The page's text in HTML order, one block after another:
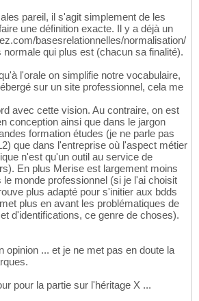
pareil, il s'agit simplement de les
une définition exacte. Il y a déjà un
basesrelationnelles/normalisation/
qui plus est (chacun sa finalité).
l'orale on simplifie notre vocabulaire,
sur un site professionnel, cela me
avec cette vision. Au contraire, on est
conception ainsi que dans le jargon
formation études (je ne parle pas
que dans l'entreprise où l'aspect métier
n'est qu'un outil au service de
En plus Merise est largement moins
le monde professionnel (si je l'ai choisit
plus adapté pour s'initier aux bdds
plus en avant les problématiques de
d'identifications, ce genre de choses).
opinion ... et je ne met pas en doute la
pour la partie sur l'héritage X ...